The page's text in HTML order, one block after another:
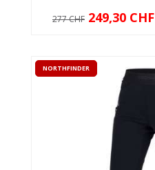
277 CHF 249,30 CHF
NORTHFINDER